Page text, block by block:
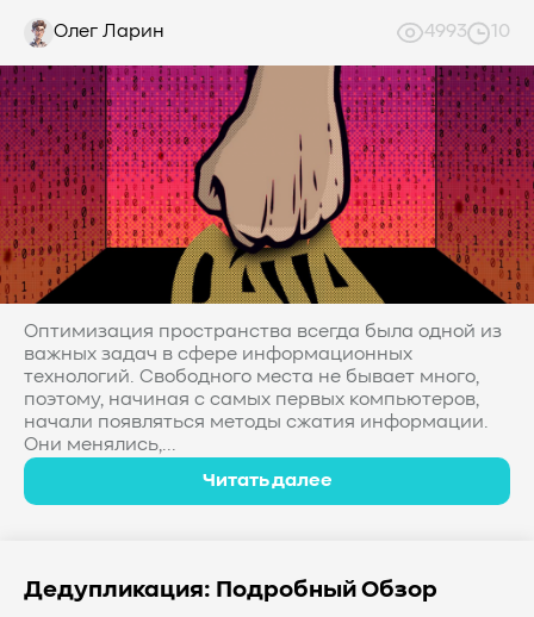
Олег Ларин 4993 10
Оптимизация пространства всегда была одной из
важных задач в сфере информационных
технологий. Свободного места не бывает много,
поэтому, начиная с самых первых компьютеров,
начали появляться методы сжатия информации.
Они менялись,...
Читать далее
Дедупликация: Подробный Обзор